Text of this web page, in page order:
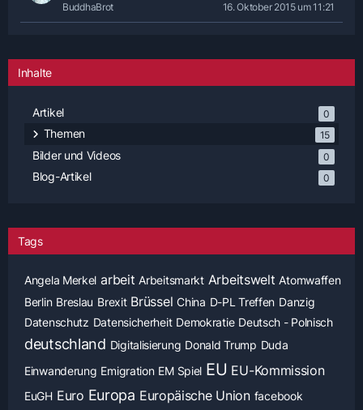
BuddhaBrot 16. Oktober 2015 um 11:21
Inhalte
Artikel 0
Themen 15
Bilder und Videos 0
Blog-Artikel 0
Tags
Angela Merkel arbeit Arbeitsmarkt Arbeitswelt Atomwaffen
Berlin Breslau Brexit Brüssel China D-PL Treffen Danzig
Datenschutz Datensicherheit Demokratie Deutsch - Polnisch
deutschland Digitalisierung Donald Trump Duda
Einwanderung Emigration EM Spiel EU EU-Kommission
EuGH Euro Europa Europäische Union facebook